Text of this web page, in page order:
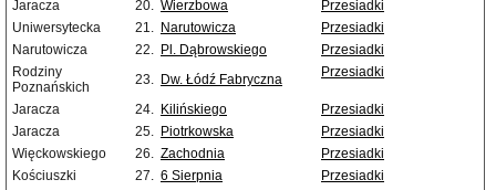
Jaracza
20. Wierzbowa
Przesiadki
Uniwersytecka
21. Narutowicza
Przesiadki
Narutowicza
22. Pl. Dąbrowskiego
Przesiadki
Rodziny
Poznańskich
23. Dw. Łódź Fabryczna Przesiadki
Jaracza 24. Kilińskiego
Przesiadki
Jaracza
25. Piotrkowska
Przesiadki
Więckowskiego
26. Zachodnia
Przesiadki
Kościuszki
27. 6 Sierpnia
Przesiadki